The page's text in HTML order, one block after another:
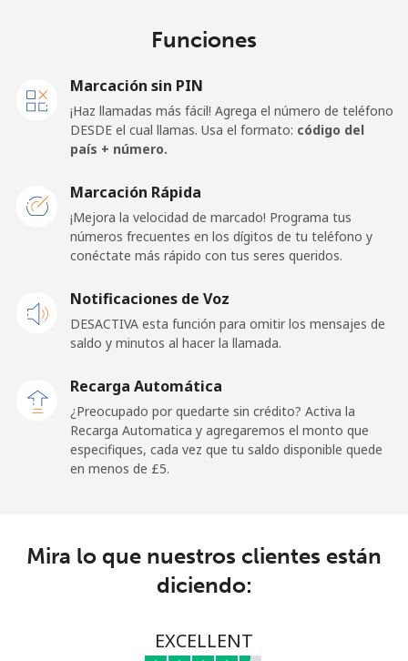
⁦32.5p⁩ 15 min por ⁦£5⁩ ⁦13p⁩
Línea fija ⁦18.9p⁩ 26 min por ⁦£5⁩
⁦19.9p⁩ 25 min por ⁦£5⁩
Cayman Islands
Celular ⁦22.9p⁩
Central African Republic
8 min por ⁦£5⁩
Funciones
Marcación sin PIN
¡Haz llamadas más fácil! Agrega el número de teléfono
DESDE el cual llamas. Usa el formato: código del
país + número.
Marcación Rápida
¡Mejora la velocidad de marcado! Programa tus
números frecuentes en los dígitos de tu teléfono y
conéctate más rápido con tus seres queridos.
Notificaciones de Voz
DESACTIVA esta función para omitir los mensajes de
saldo y minutos al hacer la llamada.
Recarga Automática
¿Preocupado por quedarte sin crédito? Activa la
Recarga Automatica y agregaremos el monto que
especifiques, cada vez que tu saldo disponible quede
en menos de ⁦£5⁩.
Mira lo que nuestros clientes están
diciendo:
EXCELLENT